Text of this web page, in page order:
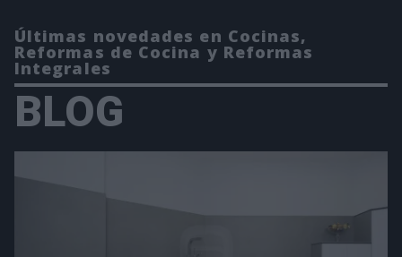
Últimas novedades en Cocinas,
Reformas de Cocina y Reformas
Integrales
BLOG